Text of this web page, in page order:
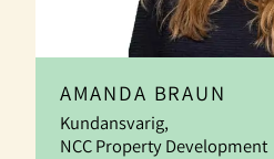
AMANDA BRAUN
Kundansvarig,
NCC Property Development